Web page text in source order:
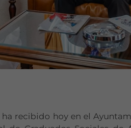
recibido hoy en el